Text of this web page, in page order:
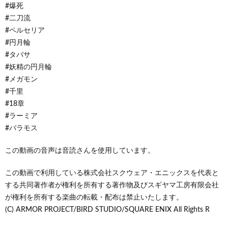
#爆死
#二刀流
#ペルセリア
#円月輪
#タバサ
#妖精の円月輪
#メガモン
#千里
#18章
#ラーミア
#バラモス
この動画の音声は音読さんを使用しています。
この動画で利用している株式会社スクウェア・エニックスを代表と
する共同著作者が権利を所有する著作物及びスギヤマ工房有限会社
が権利を所有する楽曲の転載・配布は禁止いたします。
(C) ARMOR PROJECT/BIRD STUDIO/SQUARE ENIX All Rights R